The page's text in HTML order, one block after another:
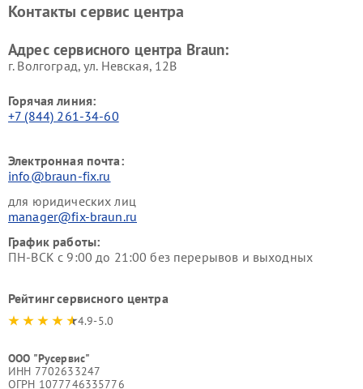
Контакты сервис центра
Адрес сервисного центра Braun:
г. Волгоград, ул. Невская, 12В
Горячая линия:
+7 (844) 261-34-60
Электронная почта:
info@braun-fix.ru
для юридических лиц
manager@fix-braun.ru
График работы:
ПН-ВСК с 9:00 до 21:00 без перерывов и выходных
Рейтинг сервисного центра
4.9-5.0
ООО "Русервис"
ИНН 7702633247
ОГРН 1077746335776